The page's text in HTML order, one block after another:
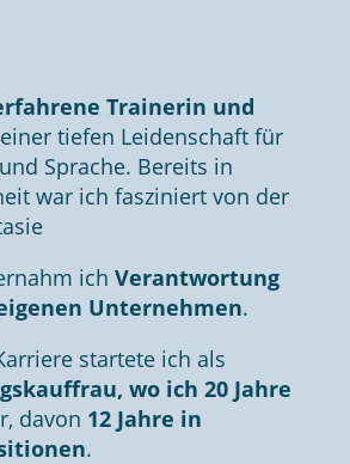
Trainerin und
tiefen Leidenschaft für
Sprache. Bereits in
war ich fasziniert von der
ich Verantwortung
Unternehmen.
startete ich als
wo ich 20 Jahre
davon 12 Jahre in
.